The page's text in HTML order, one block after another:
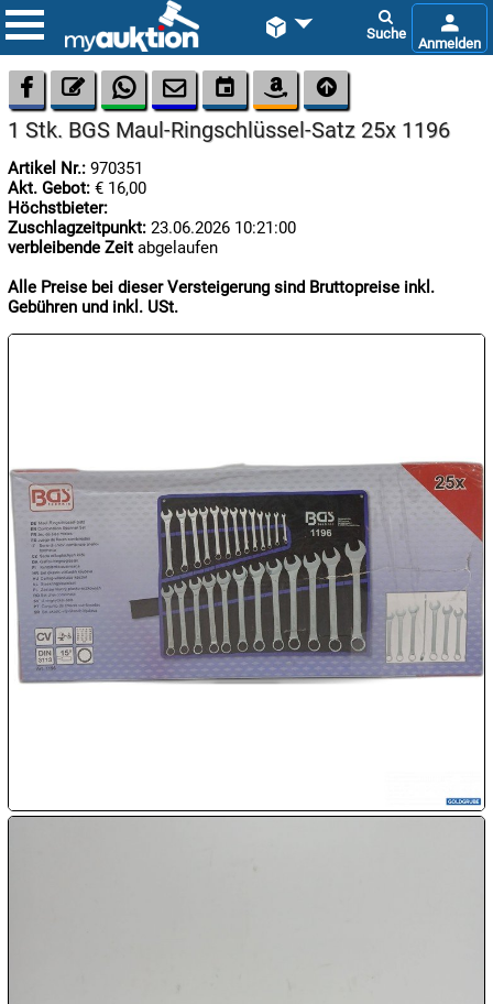
 
11.08:
11.08:
Chips
Aktion

11.08:
Milky
Way
Aktion
      
1 Stk. BGS Maul-Ringschlüssel-Satz 25x 1196
Artikel Nr.: 970351
Akt. Gebot: € 16,00
Höchstbieter:
Zuschlagzeitpunkt: 23.06.2026 10:21:00
verbleibende Zeit abgelaufen
Alle Preise bei dieser Versteigerung sind Bruttopreise inkl.
Gebühren und inkl. USt.